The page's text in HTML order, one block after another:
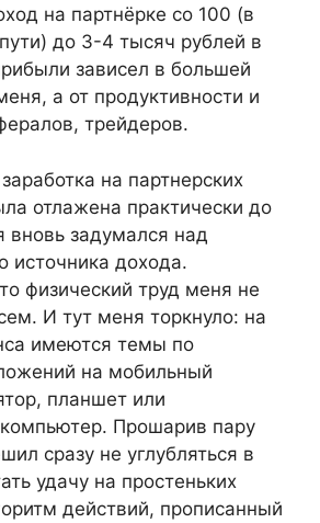
на партнёрке со 100 (в
до 3-4 тысяч рублей в
зависел в большей
а от продуктивности и
трейдеров.
на партнерских
отлажена практически до
вновь задумался над
источника дохода.
физический труд меня не
И тут меня торкнуло: на
имеются темы по
на мобильный
планшет или
Прошарив пару
сразу не углубляться в
удачу на простеньких
действий, прописанный